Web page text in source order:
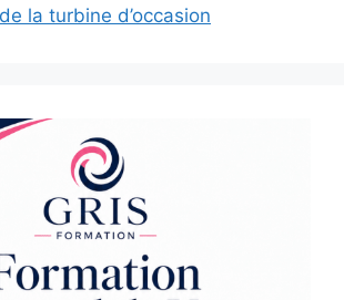
la turbine d’occasion